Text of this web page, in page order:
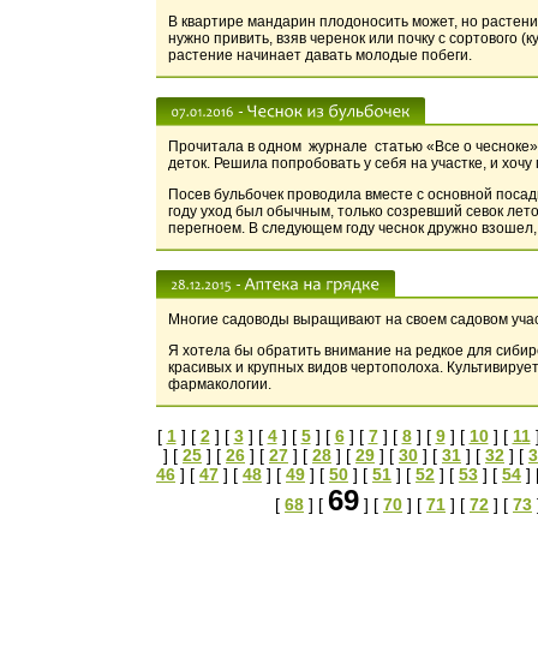
В квартире мандарин плодоносить может, но
нужно привить, взяв черенок или почку с сортового
растение начинает давать молодые побеги.
Прочитала в одном журнале статью «Все о
деток. Решила попробовать у себя на участке, и
Посев бульбочек проводила вместе с основной
году уход был обычным, только созревший севок
перегноем. В следующем году чеснок дружно
Многие садоводы выращивают на своем садовом
Я хотела бы обратить внимание на редкое для
красивых и крупных видов чертополоха.
фармакологии.
[ 1] [ 2] [ 3] [ 4] [ 5] [ 6] [ 7] [ 8] [ 9] [ 10] [ 11
] [ 25 ] [ 26 ] [ 27 ] [ 28 ] [ 29 ] [ 30 ] [ 31 ] [ 32 ] [
46 ] [ 47 ] [ 48 ] [ 49 ] [ 50 ] [ 51 ] [ 52 ] [ 53 ] [ 54 ]
[ 68 ] [ 69 ] [ 70 ] [ 71 ] [ 72 ] [ 73